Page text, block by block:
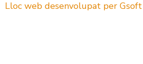
Lloc web desenvolupat per